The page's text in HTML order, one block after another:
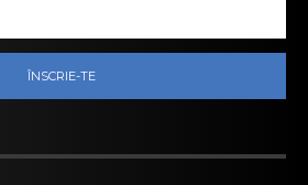
ÎNSCRIE-TE